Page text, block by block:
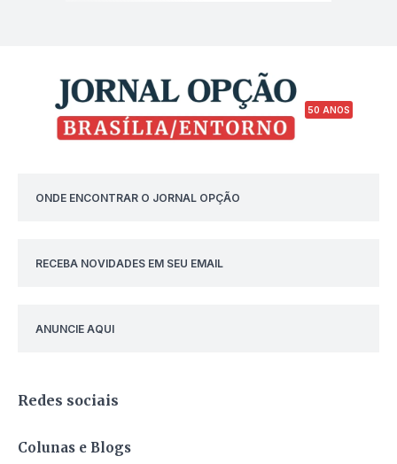
50 ANOS
ONDE ENCONTRAR O JORNAL OPÇÃO
RECEBA NOVIDADES EM SEU EMAIL
ANUNCIE AQUI
Redes sociais
Colunas e Blogs